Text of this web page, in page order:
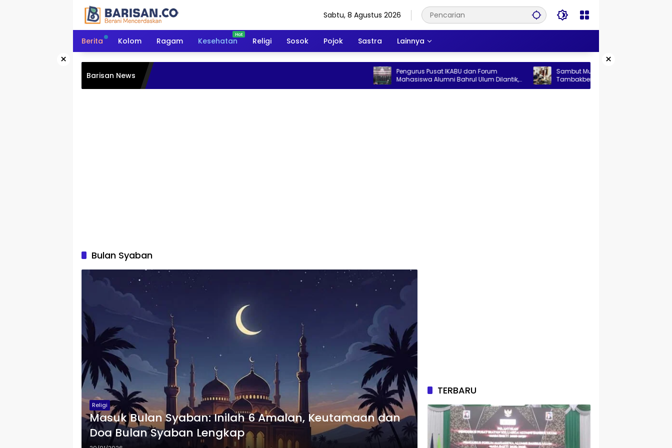
Sabtu, 8 Agustus 2026
Berita Kolom Ragam Kesehatan Religi Sosok Pojok Sastra Lainnya
× ×
Barisan News
Pengurus Pusat IKABU dan Forum
Mahasiswa Alumni Bahrul Ulum Dilantik,
Siapkan Program Penguatan Organisasi
Sambut Muktamar ke-35 NU, Alumni
Tambakberas Siapkan 25 Ribu Cangkir
Kopi Gratis
Bulan Syaban
Religi
Masuk Bulan Syaban: Inilah 6 Amalan, Keutamaan dan
Doa Bulan Syaban Lengkap
TERBARU